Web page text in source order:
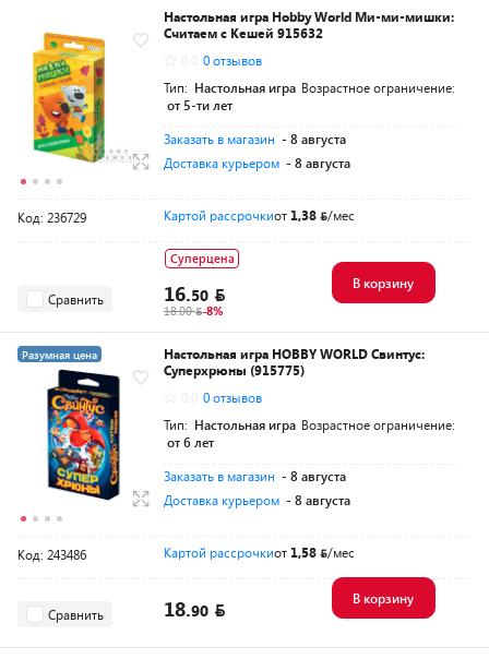
Настольная игра Hobby World Ми-ми-мишки:
Считаем с Кешей 915632
0 отзывов
Тип: Настольная игра Возрастное ограничение:
от 5-ти лет
Заказать в магазин - 8 августа
Доставка курьером - 8 августа
Код: 236729 Картой рассрочкиот 1,38 /мес
Сравнить
Суперцена
16.50
18.00 -8%
В корзину
Разумная цена
Настольная игра HOBBY WORLD Свинтус:
Суперхрюны (915775)
0 отзывов
Тип: Настольная игра Возрастное ограничение:
от 6 лет
Заказать в магазин - 8 августа
Доставка курьером - 8 августа
Код: 243486 Картой рассрочкиот 1,58 /мес
Сравнить 18.90
В корзину